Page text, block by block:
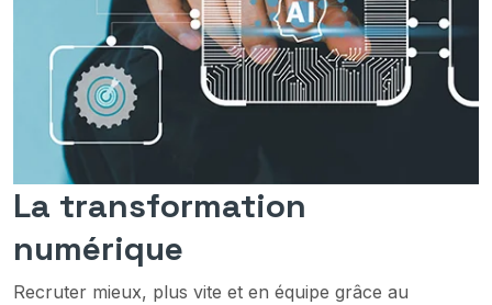
La transformation
numérique
Recruter mieux, plus vite et en équipe grâce au